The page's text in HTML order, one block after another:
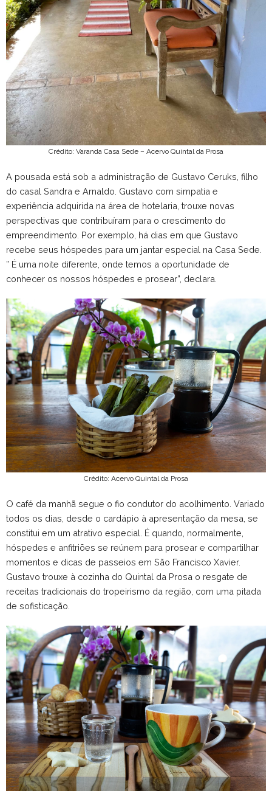
Crédito: Varanda Casa Sede – Acervo Quintal da Prosa
A pousada está sob a administração de Gustavo Ceruks, filho
do casal Sandra e Arnaldo. Gustavo com simpatia e
experiência adquirida na área de hotelaria, trouxe novas
perspectivas que contribuíram para o crescimento do
empreendimento. Por exemplo, há dias em que Gustavo
recebe seus hóspedes para um jantar especial na Casa Sede.
” É uma noite diferente, onde temos a oportunidade de
conhecer os nossos hóspedes e prosear”, declara.
Crédito: Acervo Quintal da Prosa
O café da manhã segue o fio condutor do acolhimento. Variado
todos os dias, desde o cardápio à apresentação da mesa, se
constitui em um atrativo especial. É quando, normalmente,
hóspedes e anfitriões se reúnem para prosear e compartilhar
momentos e dicas de passeios em São Francisco Xavier.
Gustavo trouxe à cozinha do Quintal da Prosa o resgate de
receitas tradicionais do tropeirismo da região, com uma pitada
de sofisticação.